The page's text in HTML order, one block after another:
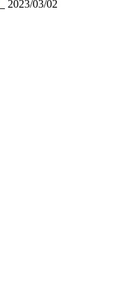
2023/03/02